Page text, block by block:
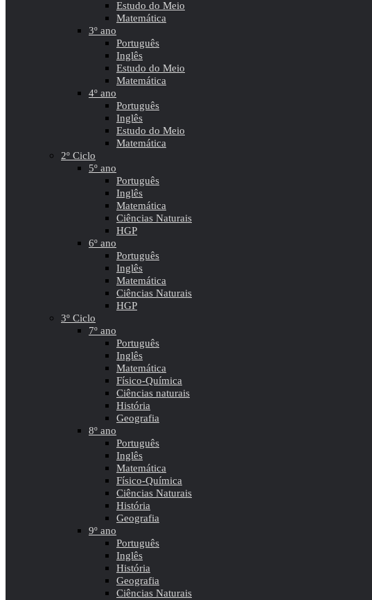
Estudo do Meio
Matemática
3º ano
Português
Inglês
Estudo do Meio
Matemática
4º ano
Português
Inglês
Estudo do Meio
Matemática
2º Ciclo
5º ano
Português
Inglês
Matemática
Ciências Naturais
HGP
6º ano
Português
Inglês
Matemática
Ciências Naturais
HGP
3º Ciclo
7º ano
Português
Inglês
Matemática
Físico-Química
Ciências naturais
História
Geografia
8º ano
Português
Inglês
Matemática
Físico-Química
Ciências Naturais
História
Geografia
9º ano
Português
Inglês
História
Geografia
Ciências Naturais